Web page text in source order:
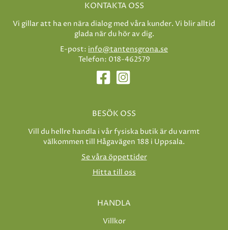
KONTAKTA OSS
Vi gillar att ha en nära dialog med våra kunder. Vi blir alltid
glada när du hör av dig.
E-post: info@tantensgrona.se
Telefon: 018-462579
BESÖK OSS
Vill du hellre handla i vår fysiska butik är du varmt
välkommen till Hågavägen 188 i Uppsala.
Se våra öppettider
Hitta till oss
HANDLA
Villkor